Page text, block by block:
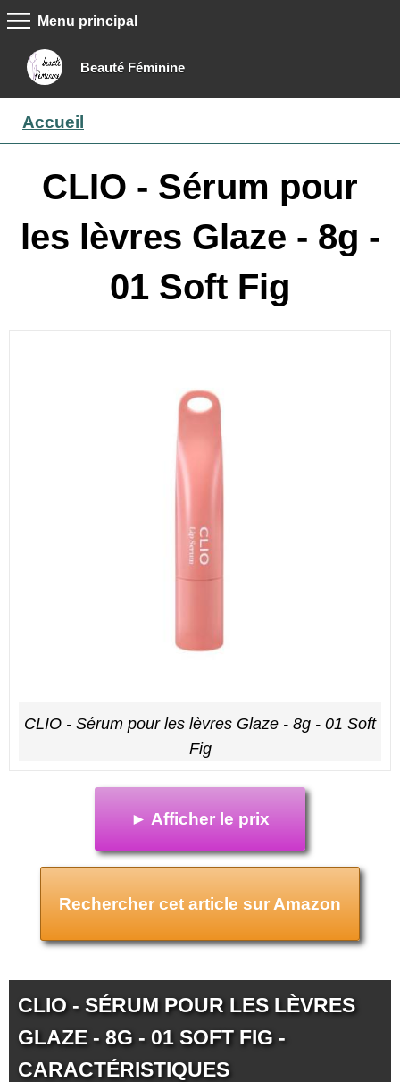
Beauté Féminine
MENU PRINCIPAL
Menu principal
Boutique
Contact
Accueil
CLIO - Sérum pour
les lèvres Glaze - 8g -
01 Soft Fig
CLIO - Sérum pour les lèvres Glaze - 8g - 01 Soft
Fig
► Afficher le prix
Rechercher cet article sur Amazon
CLIO - SÉRUM POUR LES LÈVRES
GLAZE - 8G - 01 SOFT FIG -
CARACTÉRISTIQUES